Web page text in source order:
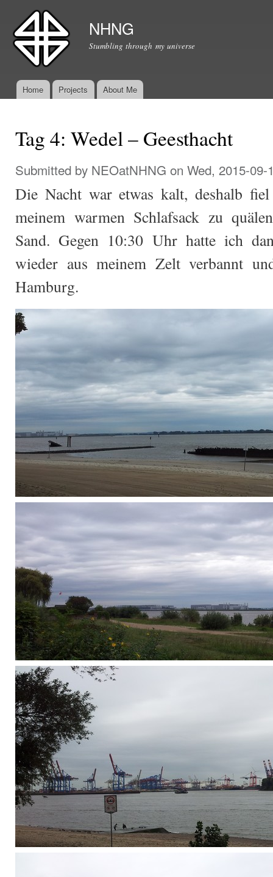
NHNG
Stumbling through my universe
Main menu
Home Projects About Me
Tag 4: Wedel – Geesthacht
Submitted by NEOatNHNG on Wed, 2015-09-
Die Nacht war etwas kalt, deshalb
meinem warmen Schlafsack zu
Sand. Gegen 10:30 Uhr hatte ich
wieder aus meinem Zelt verbannt
Hamburg.